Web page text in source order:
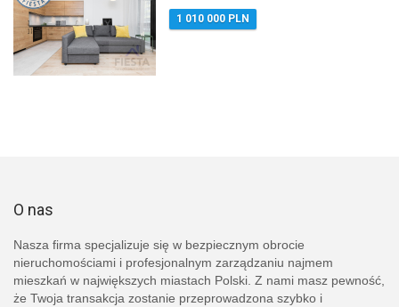
1 010 000 PLN
O nas
Nasza firma specjalizuje się w bezpiecznym obrocie
nieruchomościami i profesjonalnym zarządzaniu najmem
mieszkań w największych miastach Polski. Z nami masz pewność,
że Twoja transakcja zostanie przeprowadzona szybko i